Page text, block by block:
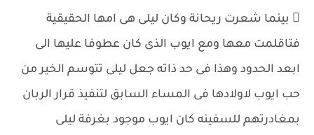
 بينما شعرت ريحانة وكان ليلى هى امها الحقيقية
فتاقلمت معها ومع ايوب الذى كان عطوفا عليها الى
ابعد الحدود وهذا فى حد ذاته جعل ليلى تتوسم الخير من
حب ايوب لاولادها فى المساء السابق لتنفيذ قرار الربان
بمغادرتهم للسفينه كان ايوب موجود بغرفة ليلى